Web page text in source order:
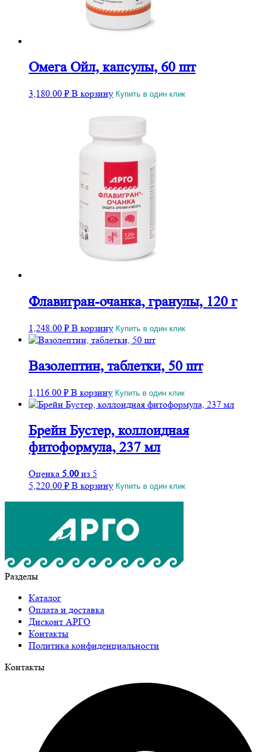
Омега Ойл, капсулы, 60 шт
3,180.00 ₽ В корзину Купить в один клик
Флавигран-очанка, гранулы, 120 г
1,248.00 ₽ В корзину Купить в один клик
Вазолептин, таблетки, 50 шт
1,116.00 ₽ В корзину Купить в один клик
Брейн Бустер, коллоидная
фитоформула, 237 мл
Оценка 5.00 из 5
5,220.00 ₽ В корзину Купить в один клик
Разделы
Каталог
Оплата и доставка
Дисконт АРГО
Контакты
Политика конфиденциальности
Контакты